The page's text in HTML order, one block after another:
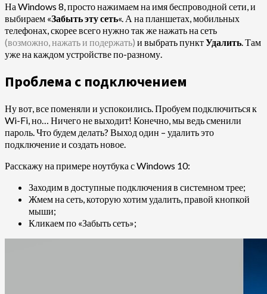
На Windows 8, просто нажимаем на имя беспроводной сети, и
выбираем «Забыть эту сеть«. А на планшетах, мобильных
телефонах, скорее всего нужно так же нажать на сеть
(возможно, нажать и подержать) и выбрать пунктУдалить. Там
уже на каждом устройстве по-разному.
Проблема с подключением
Ну вот, все поменяли и успокоились. Пробуем подключиться к
Wi-Fi, но… Ничего не выходит! Конечно, мы ведь сменили
пароль. Что будем делать? Выход один – удалить это
подключение и создать новое.
Расскажу на примере ноутбука с Windows 10:
Заходим в доступные подключения в системном трее;
Жмем на сеть, которую хотим удалить, правой кнопкой
мыши;
Кликаем по «Забыть сеть»;